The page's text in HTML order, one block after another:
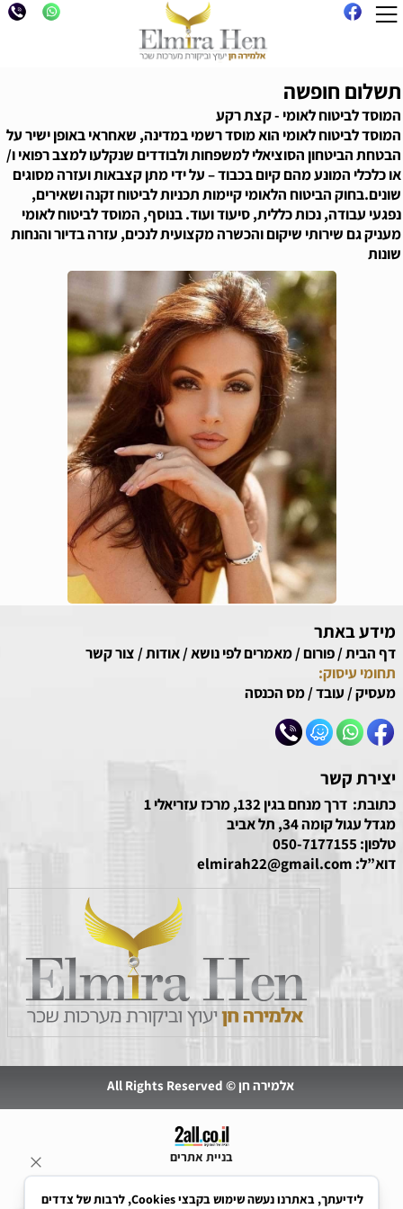
תשלום חופשה
המוסד לביטוח לאומי - קצת רקע
המוסד לביטוח לאומי הוא מוסד רשמי במדינה, שאחראי באופן ישיר על
הבטחת הביטחון הסוציאלי למשפחות ולבודדים שנקלעו למצב רפואי ו/
או כלכלי המונע מהם קיום בכבוד – על ידי מתן קצבאות ועזרה מסוגים
שונים.בחוק הביטוח הלאומי קיימות תכניות לביטוח זקנה ושאירים,
נפגעי עבודה, נכות כללית, סיעוד ועוד. בנוסף, המוסד לביטוח לאומי
מעניק גם שירותי שיקום והכשרה מקצועית לנכים, עזרה בדיור והנחות
שונות
מידע באתר
דף הבית/פורום/מאמרים לפי נושא/אודות/ צור קשר
תחומי עיסוק:
מעסיק/ עובד/מס הכנסה
יצירת קשר
כתובת: דרך מנחם בגין 132, מרכז עזריאלי 1
מגדל עגול קומה 34, תל אביב
טלפון: 050-7177155
דוא”ל: elmirah22@gmail.com
אלמירה חן © All Rights Reserved
בניית אתרים
לידיעתך, באתרנו נעשה שימוש בקבצי Cookies, לרבות של צדדים